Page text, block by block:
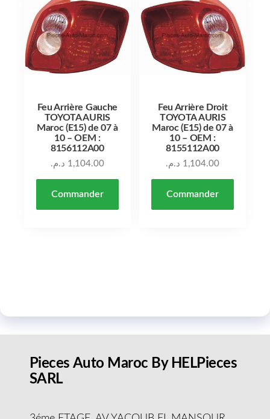
Feu Arrière Gauche
TOYOTA AURIS
Maroc (E15) de 07 à
10 – OEM :
8156112A00
1,104.00 د.م.
Commander
Feu Arrière Droit
TOYOTA AURIS
Maroc (E15) de 07 à
10 – OEM :
8155112A00
1,104.00 د.م.
Commander
Pieces Auto Maroc By HELPieces
SARL